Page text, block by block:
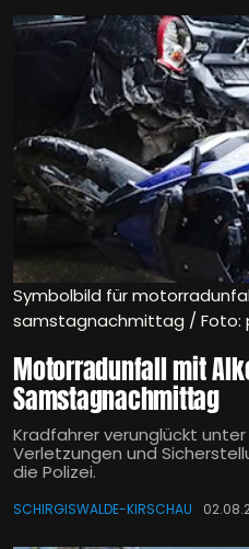
Symbolbild für
samstagnachmittag / Foto:
Motorradunfall mit
Samstagnachmittag
Kradfahrer verunglückt unter
Verletzungen und
die Polizei.
SCHIRGISWALDE-KIRSCHAU